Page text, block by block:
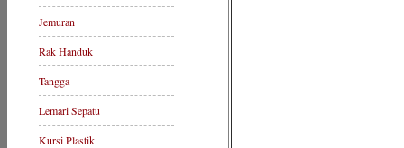
Jemuran
Rak Handuk
Tangga
Lemari Sepatu
Kursi Plastik